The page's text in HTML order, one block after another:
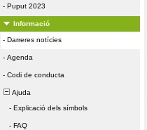
- Puput 2023
Informació
- Darreres notícies
- Agenda
- Codi de conducta
Ajuda
- Explicació dels símbols
- FAQ